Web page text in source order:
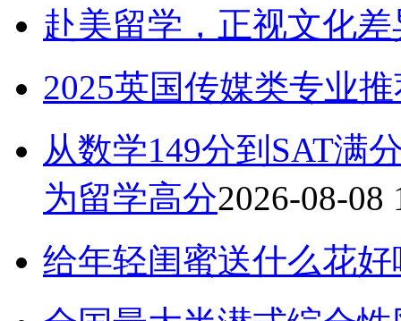
赴美留学，正视文化
2025英国传媒类专业
从数学149分到SAT满
为留学高分2026-08-08
给年轻闺蜜送什么花好